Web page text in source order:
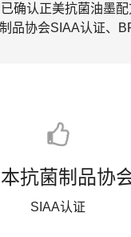
确认正美抗菌油墨
协会SIAA认证、
抗菌制品协
SIAA认证